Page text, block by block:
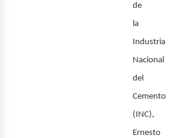
de
la
Industria
Nacional
del
Cemento
(INC),
Ernesto